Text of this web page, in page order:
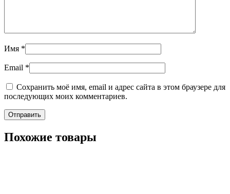
Имя *
Email *
Сохранить моё имя, email и адрес сайта в этом браузере для
последующих моих комментариев.
Похожие товары